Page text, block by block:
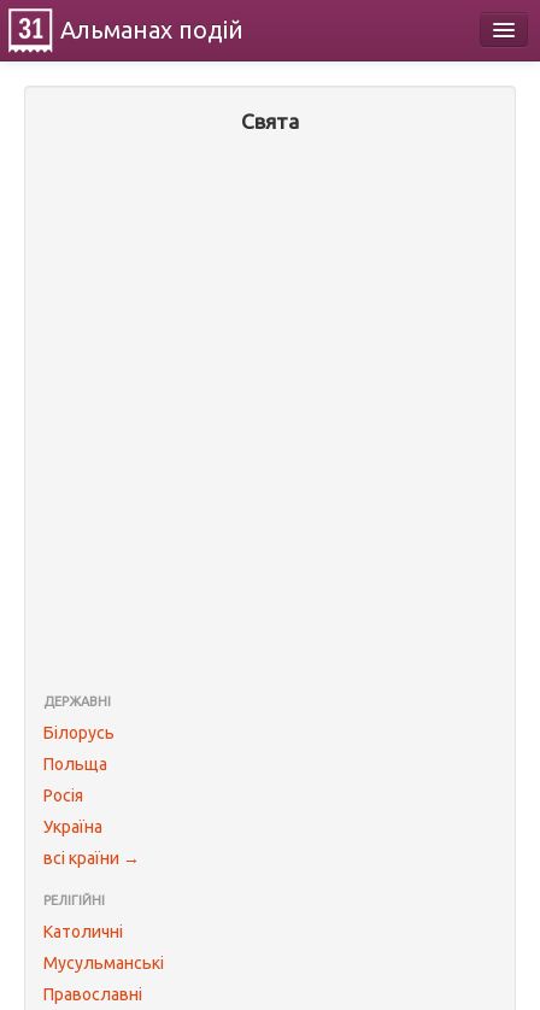
Альманах подій
Свята
ДЕРЖАВНІ
Білорусь
Польща
Росія
Україна
всі країни →
РЕЛІГІЙНІ
Католичні
Мусульманські
Православні